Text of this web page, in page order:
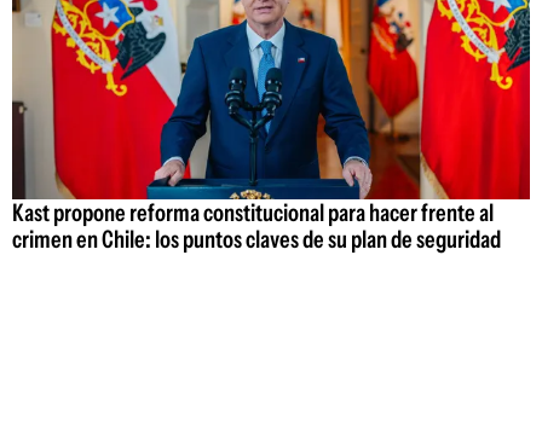
Kast propone reforma constitucional para hacer frente al
crimen en Chile: los puntos claves de su plan de seguridad